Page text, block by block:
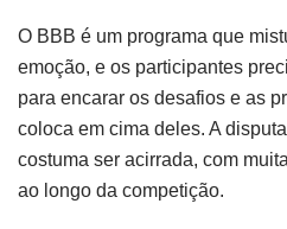
O BBB é um programa que
emoção, e os participantes
para encarar os desafios e as
coloca em cima deles. A
costuma ser acirrada, com
ao longo da competição.